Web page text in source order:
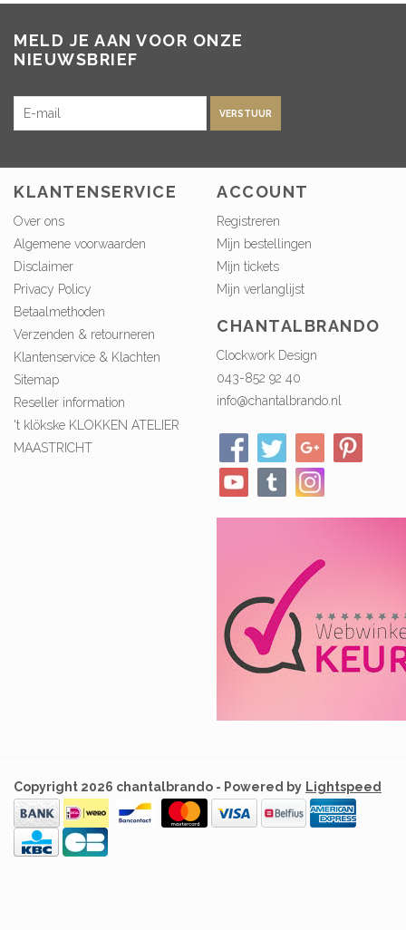
MELD JE AAN VOOR ONZE
NIEUWSBRIEF
VERSTUUR
KLANTENSERVICE
Over ons
Algemene voorwaarden
Disclaimer
Privacy Policy
Betaalmethoden
Verzenden & retourneren
Klantenservice & Klachten
Sitemap
Reseller information
't klökske KLOKKEN ATELIER
MAASTRICHT
ACCOUNT
Registreren
Mijn bestellingen
Mijn tickets
Mijn verlanglijst
CHANTALBRANDO
Clockwork Design
043-852 92 40
info@chantalbrando.nl
Copyright 2026 chantalbrando - Powered by Lightspeed